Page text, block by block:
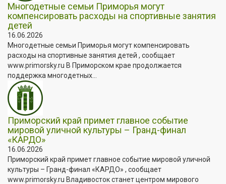
Многодетные семьи Приморья могут
компенсировать расходы на спортивные занятия
детей
16.06.2026
Многодетные семьи Приморья могут компенсировать
расходы на спортивные занятия детей , сообщает
www.primorsky.ru В Приморском крае продолжается
поддержка многодетных...
Приморский край примет главное событие
мировой уличной культуры – Гранд-финал
«КАРДО»
16.06.2026
Приморский край примет главное событие мировой уличной
культуры – Гранд-финал «КАРДО» , сообщает
www.primorsky.ru Владивосток станет центром мирового